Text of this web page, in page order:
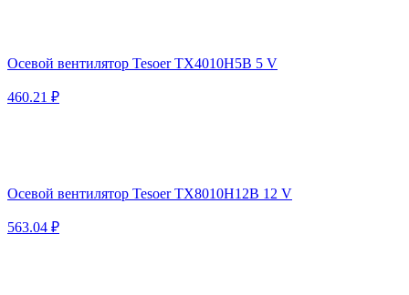
Осевой вентилятор Tesoer TX4010H5B 5 V
460.21 ₽
Осевой вентилятор Tesoer TX8010H12B 12 V
563.04 ₽